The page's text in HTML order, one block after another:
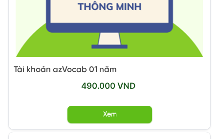
Tài khoản azVocab 01 năm
490.000 VND
Xem